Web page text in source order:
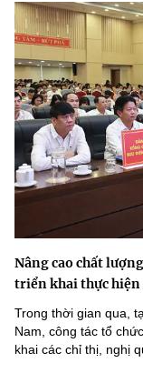
Nâng cao chất
triển khai thực hiện
Trong thời gian qua,
Nam, công tác tổ
khai các chỉ thị, nghị